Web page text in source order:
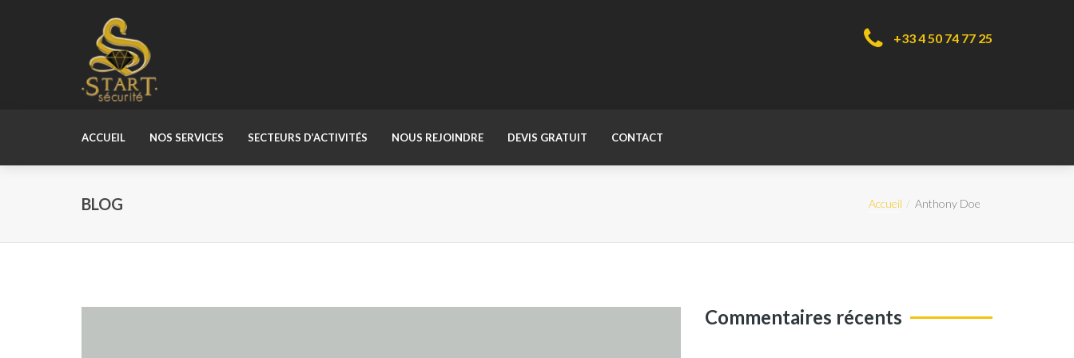
+33 4 50 74 77 25
ACCUEIL NOS SERVICES SECTEURS D’ACTIVITÉS NOUS REJOINDRE DEVIS GRATUIT CONTACT
BLOG Accueil Anthony Doe
Commentaires récents